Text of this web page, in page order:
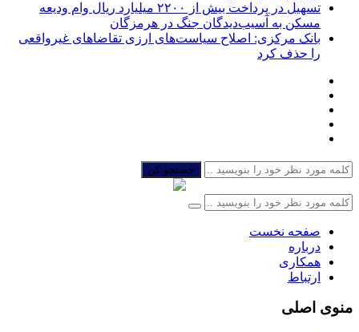
تسهیل در پرداخت بیش از ۲۲۰۰ میلیارد ریال وام ودیعه
مسکن به آسیب‌دیدگان جنگ در هرمزگان
بانک مرکزی: اصلاح سیاست‌های ارزی تقاضاهای غیرواقعی
را حذف کرد
جستجو کن
صفحه نخست
درباره
همکاری
ارتباط
منوی اصلی